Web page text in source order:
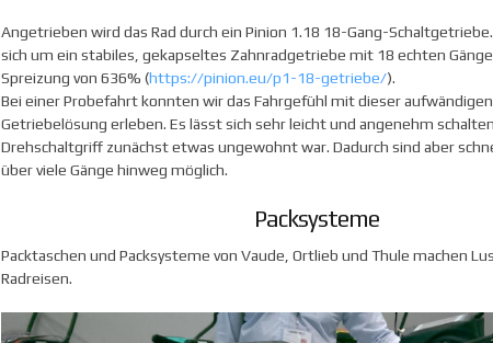
Angetrieben wird das Rad durch ein Pinion 1.18 18-Gang-
sich um ein stabiles, gekapseltes Zahnradgetriebe mit 18 echten
Spreizung von 636% (https://pinion.eu/p1-18-getriebe/).
Bei einer Probefahrt konnten wir das Fahrgefühl mit dieser
Getriebelösung erleben. Es lässt sich sehr leicht und angenehm
Drehschaltgriff zunächst etwas ungewohnt war. Dadurch sind aber
über viele Gänge hinweg möglich.
Packsysteme
Packtaschen und Packsysteme von Vaude, Ortlieb und Thule machen
Radreisen.